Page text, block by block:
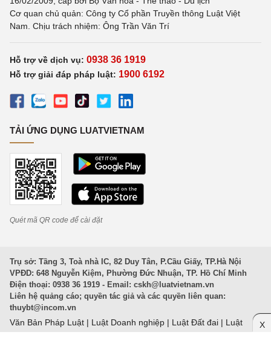
Cơ quan chủ quản: Công ty Cổ phần Truyền thông Luật Việt
Nam. Chịu trách nhiệm: Ông Trần Văn Trí
Hỗ trợ về dịch vụ: 0938 36 1919
Hỗ trợ giải đáp pháp luật: 1900 6192
TẢI ỨNG DỤNG LUATVIETNAM
Quét mã QR code để cài đặt
Trụ sở: Tầng 3, Toà nhà IC, 82 Duy Tân, P.Cầu Giấy, TP.Hà Nội
VPĐD: 648 Nguyễn Kiệm, Phường Đức Nhuận, TP. Hồ Chí Minh
Điện thoại: 0938 36 1919 - Email: cskh@luatvietnam.vn
Liên hệ quảng cáo; quyền tác giả và các quyền liên quan:
thuybt@incom.vn
Văn Bản Pháp Luật | Luật Doanh nghiệp | Luật Đất đai | Luật
X